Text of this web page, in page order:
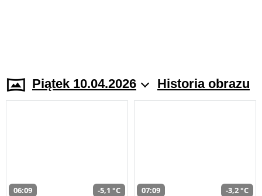
Piątek 10.04.2026 Historia obrazu
06:09 -5,1 °C 07:09 -3,2 °C